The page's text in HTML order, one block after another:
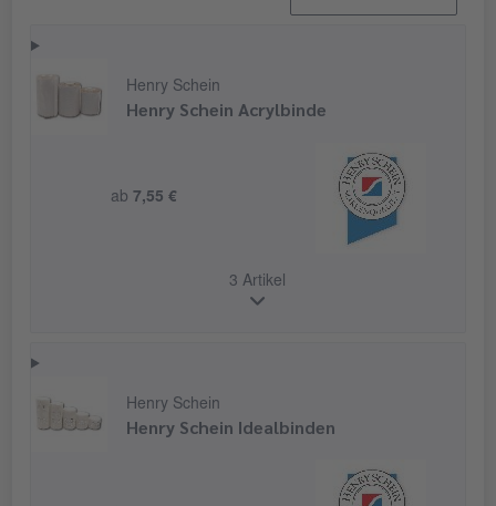
Henry Schein
Henry Schein Acrylbinde
ab 7,55 €
3 Artikel
Henry Schein
Henry Schein Idealbinden